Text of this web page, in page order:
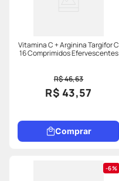
Vitamina C + Arginina Targifor C
16 Comprimidos Efervescentes
R$ 46,63
R$ 43,57
Comprar
6%